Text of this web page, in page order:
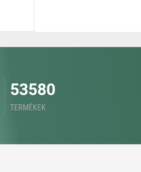
53580
TERMÉKEK